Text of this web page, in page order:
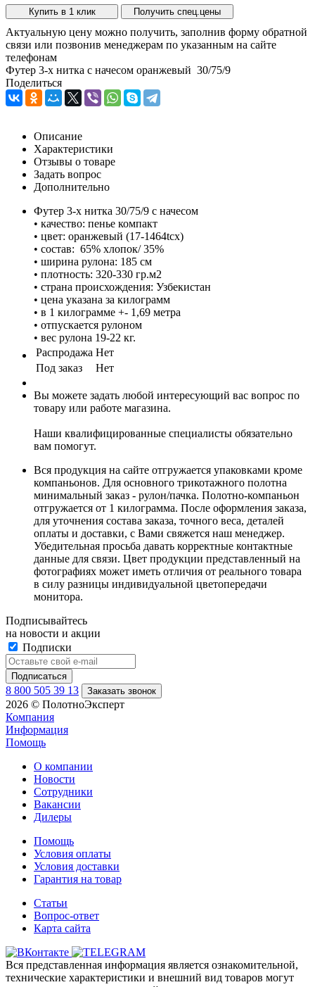
Купить в 1 клик Получить спец.цены
Актуальную цену можно получить, заполнив форму обратной
связи или позвонив менеджерам по указанным на сайте
телефонам
Футер 3-х нитка с начесом оранжевый 30/75/9
Поделиться
Описание
Характеристики
Отзывы о товаре
Задать вопрос
Дополнительно
Футер 3-х нитка 30/75/9 с начесом
• качество: пенье компакт
• цвет: оранжевый (17-1464tcx)
• состав: 65% хлопок/ 35%
• ширина рулона: 185 см
• плотность: 320-330 гр.м2
• страна происхождения: Узбекистан
• цена указана за килограмм
• в 1 килограмме +- 1,69 метра
• отпускается рулоном
• вес рулона 19-22 кг.
Распродажа Нет
Под заказ
Нет
Вы можете задать любой интересующий вас вопрос по
товару или работе магазина.
Наши квалифицированные специалисты обязательно
вам помогут.
Вся продукция на сайте отгружается упаковками кроме
компаньонов. Для основного трикотажного полотна
минимальный заказ - рулон/пачка. Полотно-компаньон
отгружается от 1 килограмма. После оформления заказа,
для уточнения состава заказа, точного веса, деталей
оплаты и доставки, с Вами свяжется наш менеджер.
Убедительная просьба давать корректные контактные
данные для связи. Цвет продукции представленный на
фотографиях может иметь отличия от реального товара
в силу разницы индивидуальной цветопередачи
монитора.
Подписывайтесь
на новости и акции
Подписки
8 800 505 39 13 Заказать звонок
2026 © ПолотноЭксперт
Компания
Информация
Помощь
О компании
Новости
Сотрудники
Вакансии
Дилеры
Помощь
Условия оплаты
Условия доставки
Гарантия на товар
Статьи
Вопрос-ответ
Карта сайта
Вся представленная информация является ознакомительной,
технические характеристики и внешний вид товаров могут